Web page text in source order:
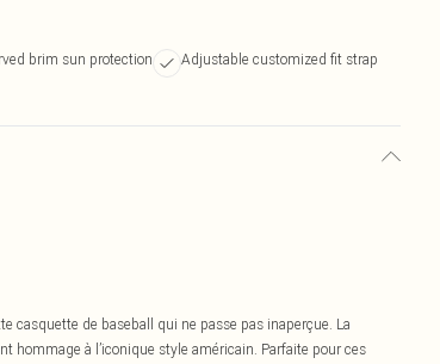
brim sun protection
Adjustable customized fit strap
casquette de baseball qui ne passe pas inaperçue. La
hommage à l’iconique style américain. Parfaite pour ces